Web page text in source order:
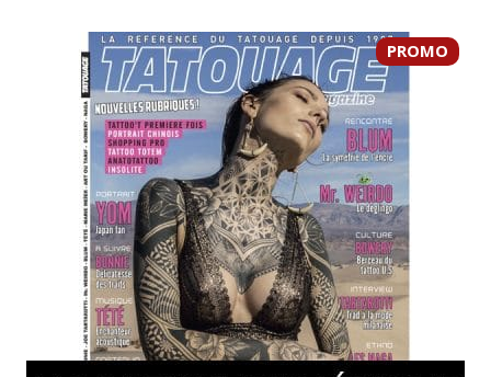
PROMO